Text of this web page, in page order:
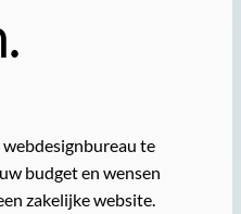
webdesignbureau te
budget en wensen
zakelijke website.